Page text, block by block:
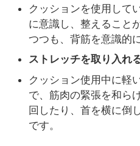
クッションを使用して
に意識し、整えること
つつも、背筋を意識的
ストレッチを取り入れ
クッション使用中に軽
で、筋肉の緊張を和ら
回したり、首を横に倒
です。